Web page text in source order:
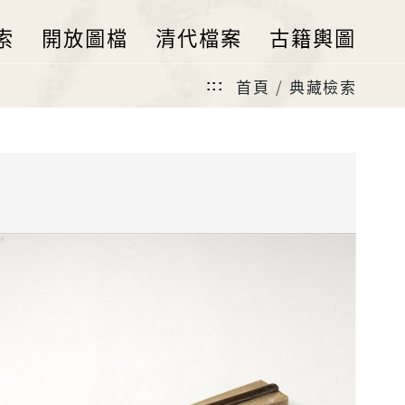
開放圖檔 清代檔案 古籍輿圖
::: 首頁 典藏檢索